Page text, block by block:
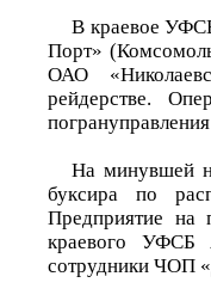
В краевое
Порт»
ОАО
рейдерстве.
На минувшей
буксира по
Предприятие на
краевого УФСБ
сотрудники ЧОП